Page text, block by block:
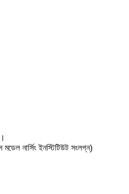
নার্সিং ইনস্টিটিউট সংলগ্ন)